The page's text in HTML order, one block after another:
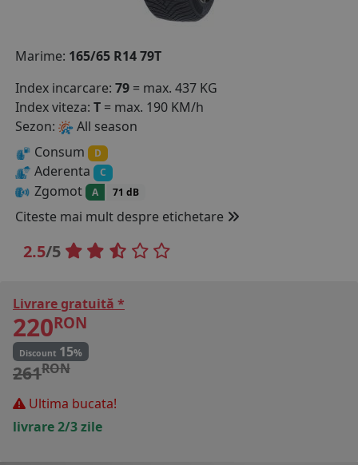
CONTACT
Marime: 165/65 R14 79T
Index incarcare: 79 = max. 437 KG
Index viteza: T = max. 190 KM/h
Sezon:
All season
Consum
D
Aderenta C
Zgomot A 71 dB
Citeste mai mult despre etichetare
2.5/5
Livrare gratuită *
220RON
Discount 15%
261RON
Ultima bucata!
livrare 2/3 zile